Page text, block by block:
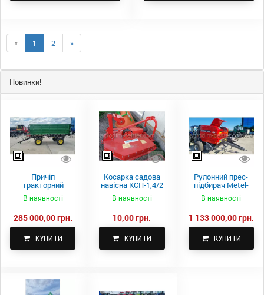
« 1 2 »
Новинки!
Причіп
тракторний
самоскидний
Spike 2 ПТС-4
В наявності
285 000,00 грн.
КУПИТИ
Косарка садова
навісна КСН-1,4/2
В наявності
10,00 грн.
КУПИТИ
Рулонний прес-
підбирач Metel-
Fach Z 587
В наявності
1 133 000,00 грн.
КУПИТИ